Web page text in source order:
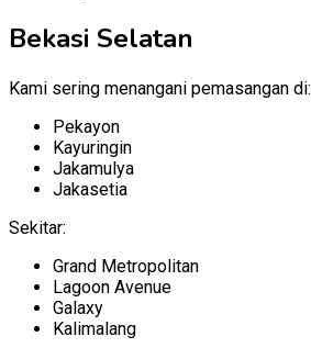
Bekasi Selatan
Kami sering menangani pemasangan di:
Pekayon
Kayuringin
Jakamulya
Jakasetia
Sekitar:
Grand Metropolitan
Lagoon Avenue
Galaxy
Kalimalang